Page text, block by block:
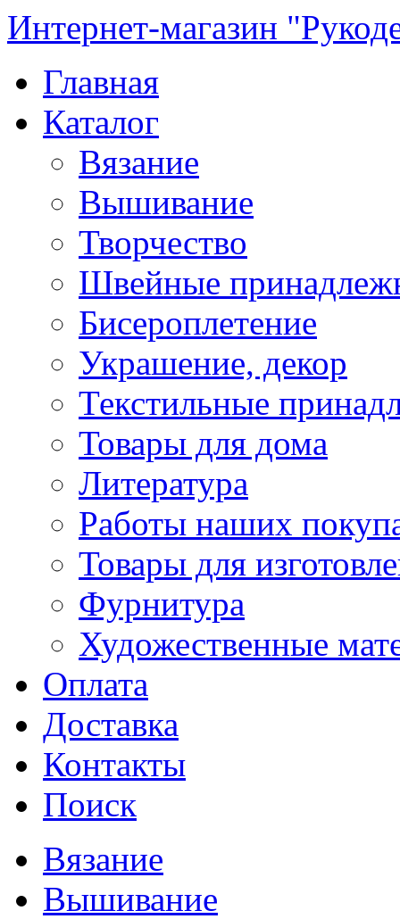
Интернет-магазин
Главная
Каталог
Вязание
Вышивание
Творчество
Швейные
Бисероплетение
Украшение, декор
Текстильные
Товары для дома
Литература
Работы наших
Товары для
Фурнитура
Художественные
Оплата
Доставка
Контакты
Поиск
Вязание
Вышивание